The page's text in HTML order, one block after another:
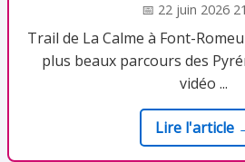
📅 22 juin 2026
Trail de La Calme à Font-
plus beaux parcours des
vidéo ...
Lire l'article